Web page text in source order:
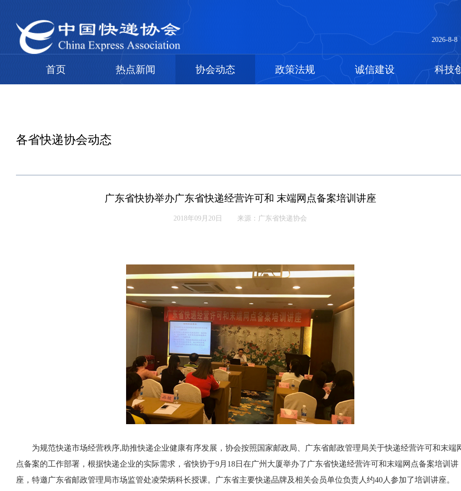
2026-8-8
首页 热点新闻 协会动态 政策法规 诚信建设 科技
各省快递协会动态
广东省快协举办广东省快递经营许可和 末端网点备案培训讲座
2018年09月20日 来源：广东省快递协会
为规范快递市场经营秩序,助推快递企业健康有序发展，协会按照国家邮政局、广东省邮政管理局关于快递经营许可和末端
点备案的工作部署，根据快递企业的实际需求，省快协于9月18日在广州大厦举办了广东省快递经营许可和末端网点备案培训讲
座，特邀广东省邮政管理局市场监管处凌荣炳科长授课。广东省主要快递品牌及相关会员单位负责人约40人参加了培训讲座。